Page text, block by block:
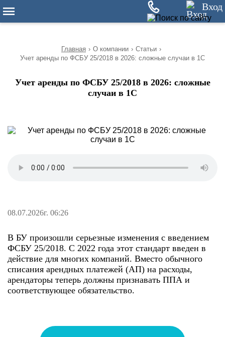
Вход
Главная › О компании › Статьи ›
Учет аренды по ФСБУ 25/2018 в 2026: сложные случаи в 1С
Учет аренды по ФСБУ 25/2018 в 2026: сложные
случаи в 1С
08.07.2026г. 06:26
В БУ произошли серьезные изменения с введением
ФСБУ 25/2018. С 2022 года этот стандарт введен в
действие для многих компаний. Вместо обычного
списания арендных платежей (АП) на расходы,
арендаторы теперь должны признавать ППА и
соответствующее обязательство.